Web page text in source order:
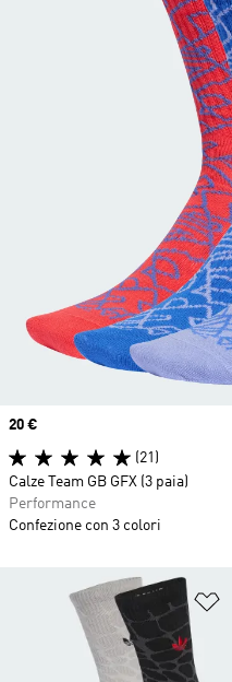
Price
20 €
(21)
Calze Team GB GFX (3 paia)
Performance
Confezione con 3 colori